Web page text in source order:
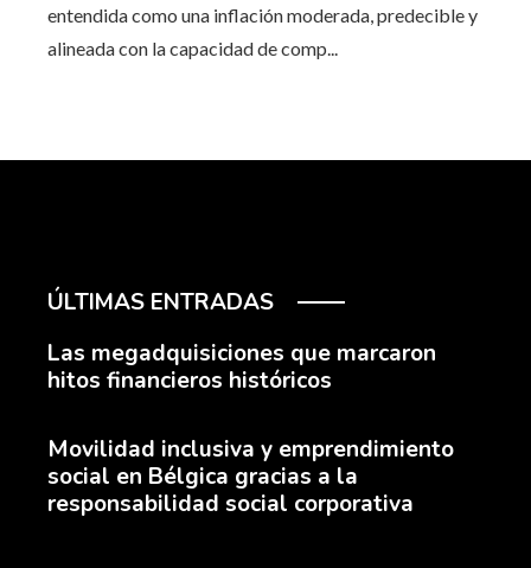
entendida como una inflación moderada, predecible y
alineada con la capacidad de comp...
ÚLTIMAS ENTRADAS
Las megadquisiciones que marcaron
hitos financieros históricos
Movilidad inclusiva y emprendimiento
social en Bélgica gracias a la
responsabilidad social corporativa